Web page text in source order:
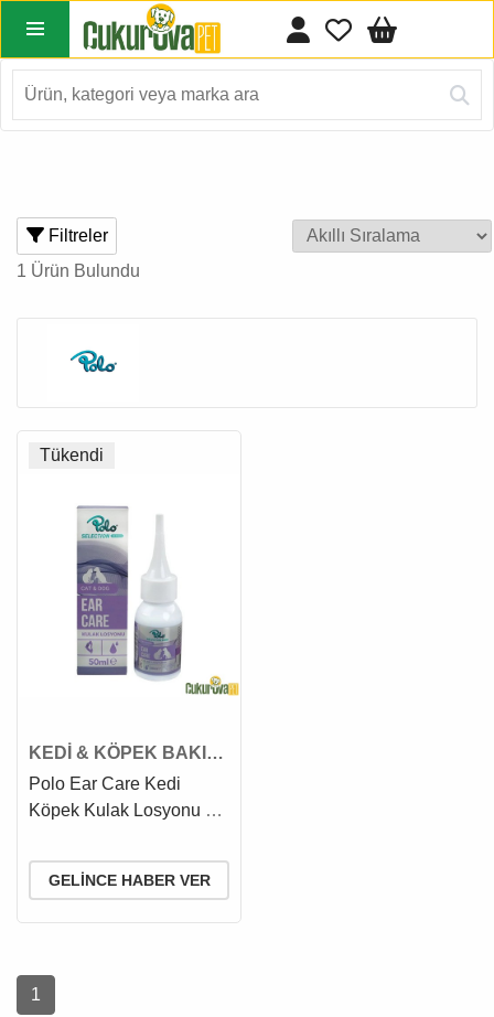
Filtreler
1 Ürün Bulundu
Tükendi
KEDİ & KÖPEK BAKIM
VE HİJYEN ÜRÜNÜ
Polo Ear Care Kedi
Köpek Kulak Losyonu 50
GELINCE HABER VER
1